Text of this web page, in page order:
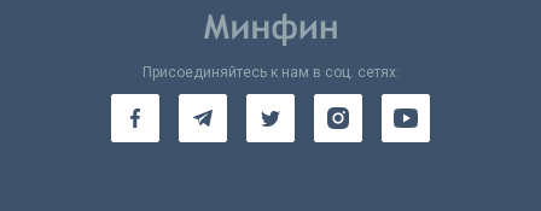
Присоединяйтесь к нам в соц. сетях: